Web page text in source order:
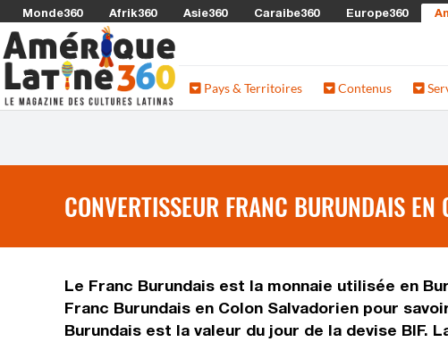
Monde360 Afrik360 Asie360 Caraibe360 Europe360
Pays & Territoires Contenus
CONVERTISSEUR FRANC BURUNDAIS
Le Franc Burundais est la monnaie utilisée en
Franc Burundais en Colon Salvadorien pour
Burundais est la valeur du jour de la devise BIF.